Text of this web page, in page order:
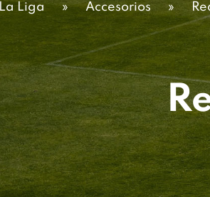
La Liga » Accesorios »